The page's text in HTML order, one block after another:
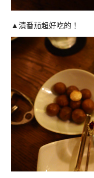
▲漬番茄超好吃的！